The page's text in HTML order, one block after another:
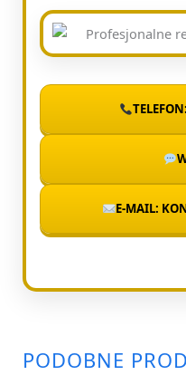
E-MAIL:
PODOBNE